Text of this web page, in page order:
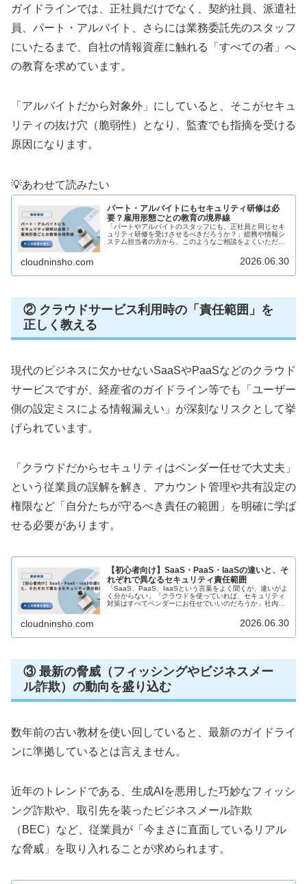
ガイドラインでは、正社員だけでなく、契約社員、派遣社
員、パート・アルバイト、さらには業務委託先のスタッフ
にいたるまで、自社の情報資産に触れる「すべての者」へ
の教育を求めています。
「アルバイトだから対象外」にしていると、そこがセキュ
リティの抜け穴（脆弱性）となり、監査でも指摘を受ける
原因になります。
💡あわせて読みたい
パート・アルバイトにもセキュリティ研修は必
要？雇用形態ごとの教育の境界線
「パートやアルバイトのスタッフにも、正社員と同じセキ
ュリティ研修を受けさせるべきだろうか？」総務や情報シ
ステム担当者の方から、このようなご相談をよくいただき
cloudninsho.com 2026.06.30
② クラウドサービス利用時の「責任範囲」を
正しく教える
現代のビジネスに欠かせないSaaSやPaaSなどのクラウド
サービスですが、経産省のガイドライン等でも「ユーザー
側の設定ミスによる情報漏えい」が深刻なリスクとして挙
げられています。
「クラウドだからセキュリティはベンダー任せで大丈夫」
という従業員の誤解を解き、アカウント管理や共有設定の
権限など「自分たちが守るべき責任の範囲」を明確に学ば
せる必要があります。
【初心者向け】SaaS・PaaS・IaaSの違いと、そ
れぞれで異なるセキュリティ責任範囲
「SaaS、PaaS、IaaSという言葉をよく聞くが、違いがよ
く分からない」「クラウドを使っていれば、セキュリティ
対策はすべてベンダーにお任せでいいのだろうか」社内の
cloudninsho.com 2026.06.30
③ 最新の脅威（フィッシングやビジネスメー
ル詐欺）の動向を盛り込む
数年前の古い教材を使い回していると、最新のガイドライ
ンに準拠しているとは言えません。
近年のトレンドである、生成AIを悪用した巧妙なフィッシ
ング詐欺や、取引先を装ったビジネスメール詐欺
（BEC）など、従業員が「今まさに直面しているリアル
な脅威」を取り入れることが求められます。